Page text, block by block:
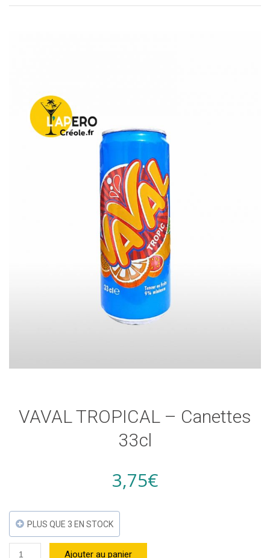
VAVAL TROPICAL – Canettes
33cl
3,75€
PLUS QUE 3 EN STOCK
quantité
Ajouter au panier